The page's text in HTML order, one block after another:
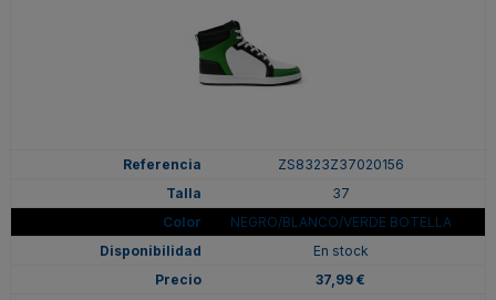
ZS8323Z37020156
37
NEGRO/BLANCO/VERDE BOTELLA
En stock
37,99 €